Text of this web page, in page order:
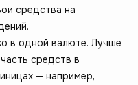
средства на
в одной валюте. Лучше
средств в
— например,